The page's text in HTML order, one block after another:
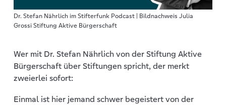
Dr. Stefan Nährlich im Stifterfunk Podcast | Bildnachweis Julia
Grossi Stiftung Aktive Bürgerschaft
Wer mit Dr. Stefan Nährlich von der Stiftung Aktive
Bürgerschaft über Stiftungen spricht, der merkt
zweierlei sofort:
Einmal ist hier jemand schwer begeistert von der